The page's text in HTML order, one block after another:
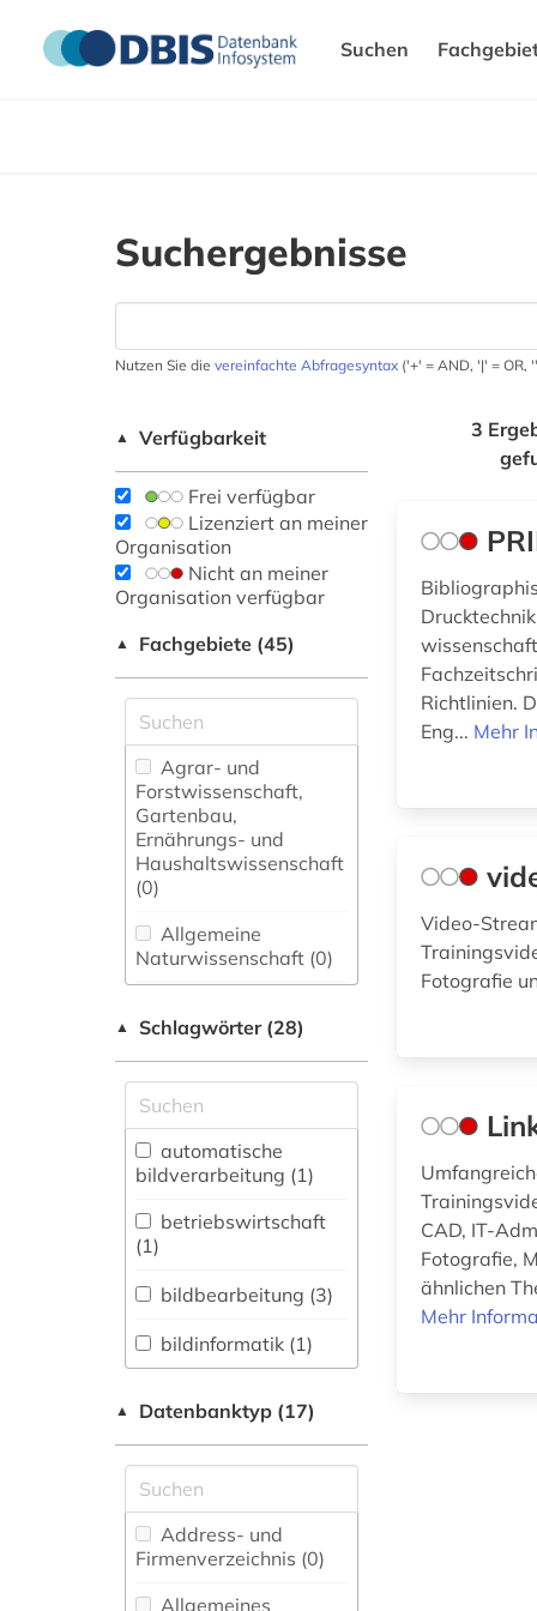
Suchen
Suchergebnisse
Nutzen Sie die vereinfachte Abfragesyntax ('+' = AND, '|' = OR,
▲ Verfügbarkeit
Frei verfügbar
Lizenziert an meiner
Organisation
Nicht an meiner
Organisation verfügbar
▲ Fachgebiete (45)
Agrar- und
Forstwissenschaft,
Gartenbau,
Ernährungs- und
Haushaltswissenschaft
(0)
Allgemeine
Naturwissenschaft (0)
fachübergreifende
Allgemeine und
vergleichende Sprach-
und
Literaturwissenschaft.
Außereuropäische
Sprachen und
Amerikanistik (0)
Vermessungswesen (2)
Biologie,
Biotechnologie (0)
Buch- und
▲ Schlagwörter (28)
automatische
bildverarbeitung (1)
betriebswirtschaft
(1)
bildbearbeitung (3)
bildinformatik (1)
bildverarbeitung (1)
business (1)
chemie (2)
▲ Datenbanktyp (17)
Address- und
Firmenverzeichnis (0)
Allgemeines
3
Richtlinien.
Eng... Mehr
Video-
Fotografie
CAD, IT-
Fotografie,
ähnlichen
Mehr